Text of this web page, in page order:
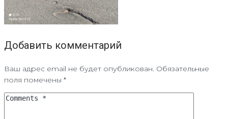
Добавить комментарий
Ваш адрес email не будет опубликован. Обязательные
поля помечены *